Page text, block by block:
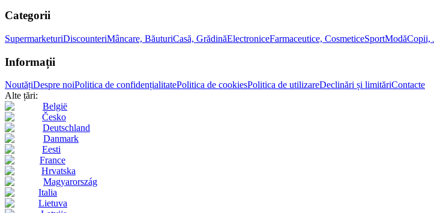
Categorii
SupermarketuriDiscounteriMâncare, BăuturiCasă, GrădinăElectroniceFarmaceutice, CosmeticeSportModăCopii,
Informații
NoutățiDespre noiPolitica de confidențialitatePolitica de cookiesPolitica de utilizareDeclinări și limităriContacte
Alte țări:
België
Česko
Deutschland
Danmark
Eesti
France
Hrvatska
Magyarország
Italia
Lietuva